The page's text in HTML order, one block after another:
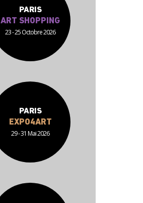
PARIS
ART SHOPPING
23 - 25 Octobre 2026
PARIS
EXPO4ART
29 - 31 Mai 2026